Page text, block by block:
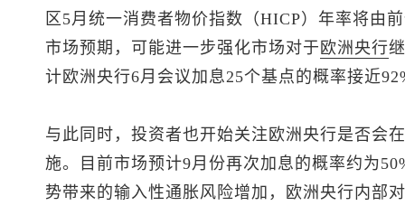
区5月统一消费者物价指数（HICP）年率将由
市场预期，可能进一步强化市场对于 欧洲央行
计欧洲央行6月会议加息25个基点的概率接近
与此同时，投资者也开始关注欧洲央行是否会
施。目前市场预计9月份再次加息的概率约为
势带来的输入性通胀风险增加，欧洲央行内部